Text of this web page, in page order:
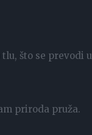
što se prevodi u
priroda pruža.